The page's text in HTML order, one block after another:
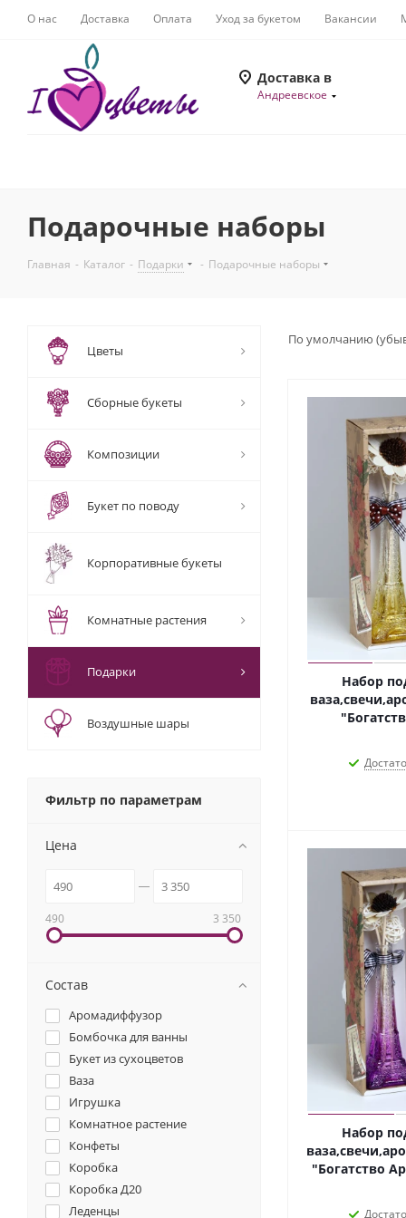
О нас Доставка Оплата Уход за букетом Вакансии
Доставка в
Андреевское
Подарочные наборы
Главная - Каталог - Подарки - Подарочные наборы
По умолчанию
Набор
Набор
"Богатство
Цветы
Сборные букеты
Композиции
Букет по поводу
Корпоративные букеты
Комнатные растения
Подарки
Воздушные шары
Фильтр по параметрам
Цена
490 3 350
Состав
Аромадиффузор
Бомбочка для ванны
Букет из сухоцветов
Ваза
Игрушка
Комнатное растение
Конфеты
Коробка
Коробка Д20
Леденцы